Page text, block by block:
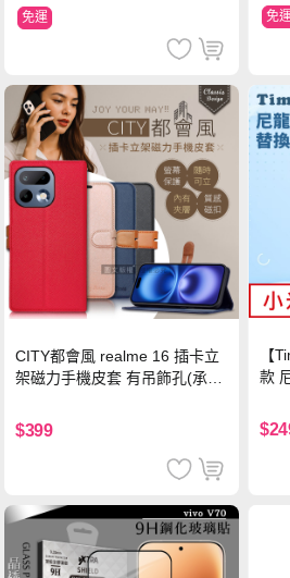
免運 免
CITY都會風 realme 16 插卡立
架磁力手機皮套 有吊飾孔(承諾
$399
【
款